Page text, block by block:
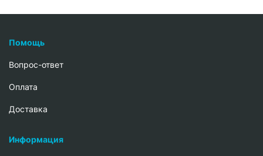
Помощь
Вопрос-ответ
Oплата
Доставка
Информация